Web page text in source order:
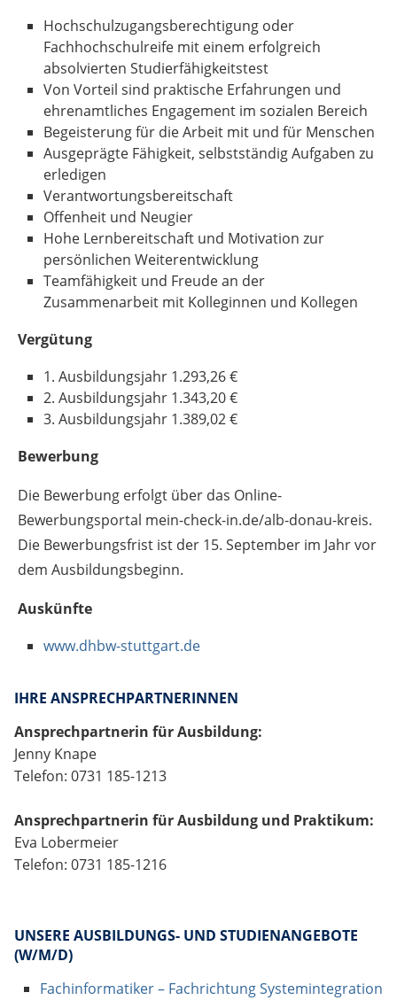
Hochschulzugangsberechtigung oder
Fachhochschulreife mit einem erfolgreich
absolvierten Studierfähigkeitstest
Von Vorteil sind praktische Erfahrungen und
ehrenamtliches Engagement im sozialen Bereich
Begeisterung für die Arbeit mit und für Menschen
Ausgeprägte Fähigkeit, selbstständig Aufgaben zu
erledigen
Verantwortungsbereitschaft
Offenheit und Neugier
Hohe Lernbereitschaft und Motivation zur
persönlichen Weiterentwicklung
Teamfähigkeit und Freude an der
Zusammenarbeit mit Kolleginnen und Kollegen
Vergütung
1. Ausbildungsjahr 1.293,26 €
2. Ausbildungsjahr 1.343,20 €
3. Ausbildungsjahr 1.389,02 €
Bewerbung
Die Bewerbung erfolgt über das Online-
Bewerbungsportal mein-check-in.de/alb-donau-kreis.
Die Bewerbungsfrist ist der 15. September im Jahr vor
dem Ausbildungsbeginn.
Auskünfte
www.dhbw-stuttgart.de
IHRE ANSPRECHPARTNERINNEN
Ansprechpartnerin für Ausbildung:
Jenny Knape
Telefon: 0731 185-1213
Ansprechpartnerin für Ausbildung und Praktikum:
Eva Lobermeier
Telefon: 0731 185-1216
UNSERE AUSBILDUNGS- UND STUDIENANGEBOTE
(W/M/D)
Fachinformatiker – Fachrichtung Systemintegration